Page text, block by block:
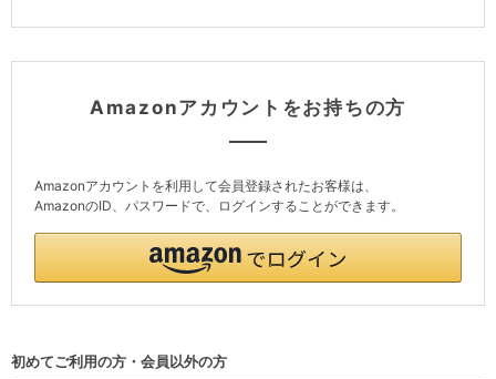
Amazonアカウントをお持ちの方
Amazonアカウントを利用して会員登録されたお客様は、
AmazonのID、パスワードで、ログインすることができます。
初めてご利用の方・会員以外の方